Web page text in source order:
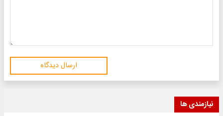
ارسال دیدگاه
نیازمندی ها